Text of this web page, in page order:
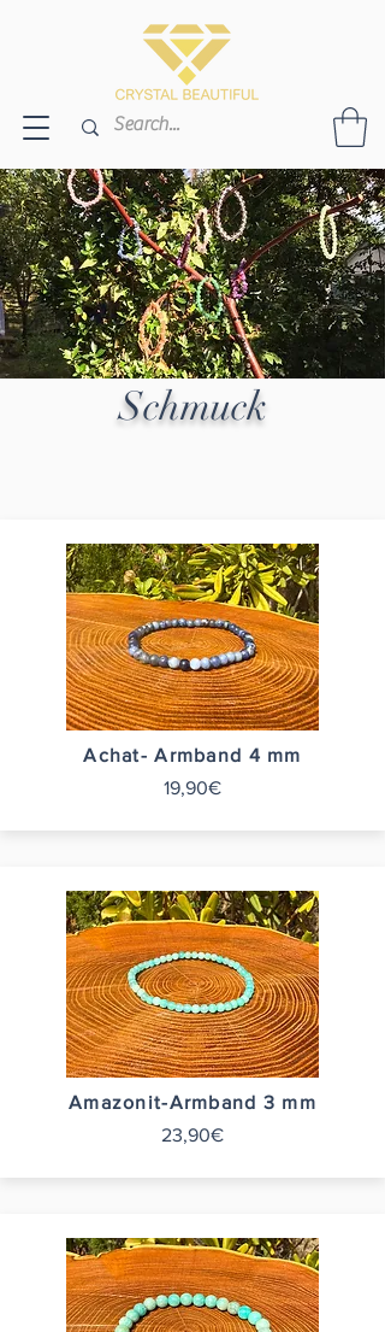
Schmuck
Achat- Armband 4 mm
19,90€
Amazonit-Armband 3 mm
23,90€